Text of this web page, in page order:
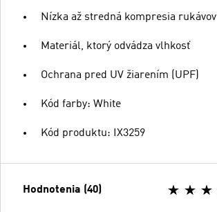
Nízka až stredná kompresia rukávov
Materiál, ktorý odvádza vlhkosť
Ochrana pred UV žiarením (UPF)
Kód farby: White
Kód produktu: IX3259
Hodnotenia (40)